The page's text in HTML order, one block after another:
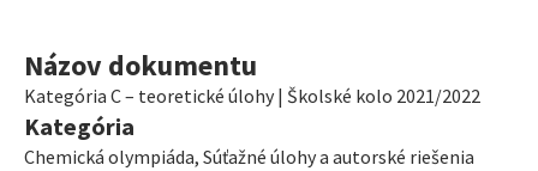
Názov dokumentu
Kategória C – teoretické úlohy | Školské kolo 2021/2022
Kategória
Chemická olympiáda, Súťažné úlohy a autorské riešenia